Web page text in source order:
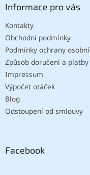
Informace pro vás
Kontakty
Obchodní podmínky
Podmínky ochrany
Způsob doručení a platby
Impressum
Výpočet otáček
Blog
Odstoupení od smlouvy
Facebook